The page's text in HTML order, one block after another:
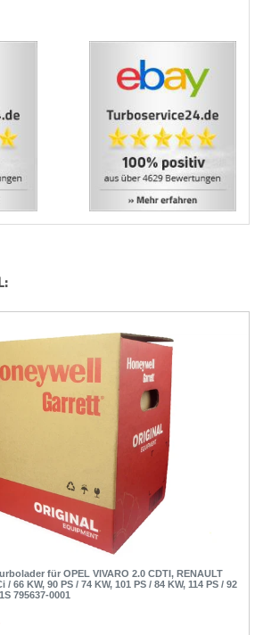
für OPEL VIVARO 2.0 CDTI, RENAULT
/ 66 KW, 90 PS / 74 KW, 101 PS / 84 KW, 114 PS / 92
795637-0001